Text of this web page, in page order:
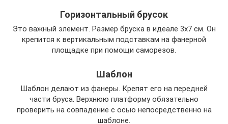
Горизонтальный брусок
Это важный элемент. Размер бруска в идеале 3х7 см. Он
крепится к вертикальным подставкам на фанерной
площадке при помощи саморезов.
Шаблон
Шаблон делают из фанеры. Крепят его на передней
части бруса. Верхнюю платформу обязательно
проверить на совпадение с осью непосредственно на
шаблоне.